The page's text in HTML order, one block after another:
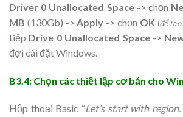
Driver 0 Unallocated Space-> chọn
MB (130Gb) -> Apply -> chọn OK (để tạo
tiếp Drive 0 Unallocated Space->
đợi cài đặt Windows.
B3.4: Chọn các thiết lập cơ bản cho
Hộp thoại Basic “Let’s start with